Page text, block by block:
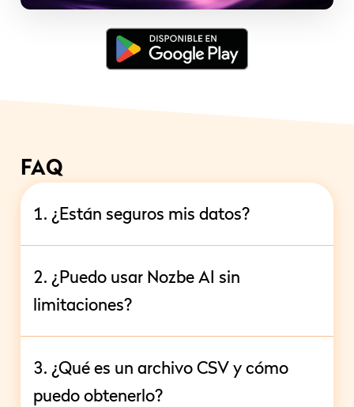
FAQ
1. ¿Están seguros mis datos?
2. ¿Puedo usar Nozbe AI sin
limitaciones?
3. ¿Qué es un archivo CSV y cómo
puedo obtenerlo?